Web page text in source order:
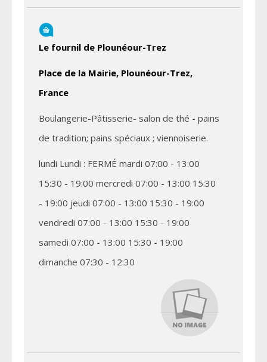
Le fournil de Plounéour-Trez
Place de la Mairie, Plounéour-Trez,
France
Boulangerie-Pâtisserie- salon de thé - pains
de tradition; pains spéciaux ; viennoiserie.
lundi Lundi : FERMÉ mardi 07:00 - 13:00
15:30 - 19:00 mercredi 07:00 - 13:00 15:30
- 19:00 jeudi 07:00 - 13:00 15:30 - 19:00
vendredi 07:00 - 13:00 15:30 - 19:00
samedi 07:00 - 13:00 15:30 - 19:00
dimanche 07:30 - 12:30